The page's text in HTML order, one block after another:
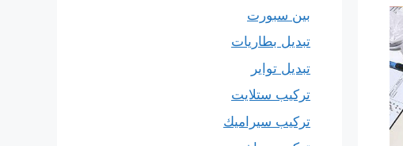
بين سبورت
تبديل بطاريات
تبديل تواير
تركيب ستلايت
تركيب سيراميك